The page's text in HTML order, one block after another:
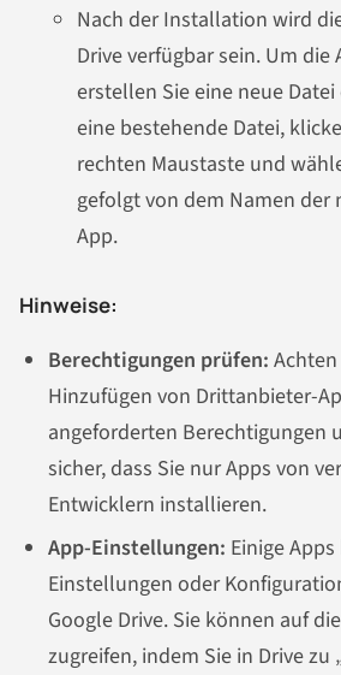
Nach der Installation wird
Drive verfügbar sein. Um die
erstellen Sie eine neue
eine bestehende Datei,
rechten Maustaste und
gefolgt von dem Namen der
App.
Hinweise:
Berechtigungen prüfen:
Hinzufügen von Drittanbieter-
angeforderten Berechtigungen
sicher, dass Sie nur Apps von
Entwicklern installieren.
App-Einstellungen: Einige
Einstellungen oder
Google Drive. Sie können auf
zugreifen, indem Sie in Drive zu